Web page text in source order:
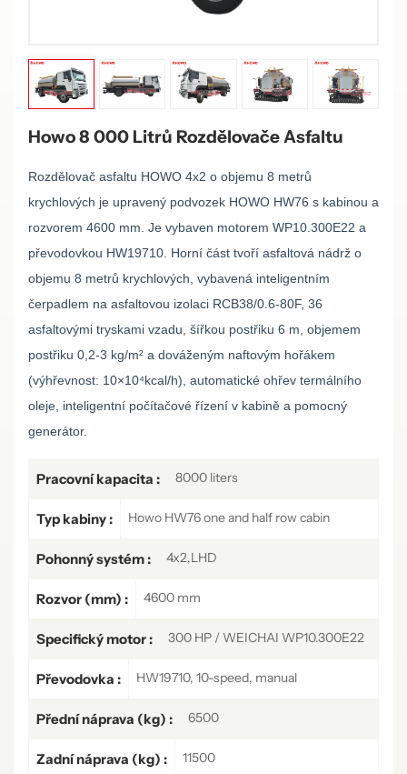
Howo 8 000 Litrů Rozdělovače Asfaltu
Rozdělovač asfaltu HOWO 4x2 o objemu 8 metrů
krychlových je upravený podvozek HOWO HW76 s kabinou a
rozvorem 4600 mm. Je vybaven motorem WP10.300E22 a
převodovkou HW19710. Horní část tvoří asfaltová nádrž o
objemu 8 metrů krychlových, vybavená inteligentním
čerpadlem na asfaltovou izolaci RCB38/0.6-80F, 36
asfaltovými tryskami vzadu, šířkou postřiku 6 m, objemem
postřiku 0,2-3 kg/m² a dováženým naftovým hořákem
(výhřevnost: 10×10⁴kcal/h), automatické ohřev termálního
oleje, inteligentní počítačové řízení v kabině a pomocný
generátor.
Pracovní kapacita : 8000 liters
Typ kabiny : Howo HW76 one and half row cabin
Pohonný systém : 4x2,LHD
Rozvor (mm) : 4600 mm
Specifický motor : 300 HP / WEICHAI WP10.300E22
Převodovka : HW19710, 10-speed, manual
Přední náprava (kg) : 6500
Zadní náprava (kg) : 11500